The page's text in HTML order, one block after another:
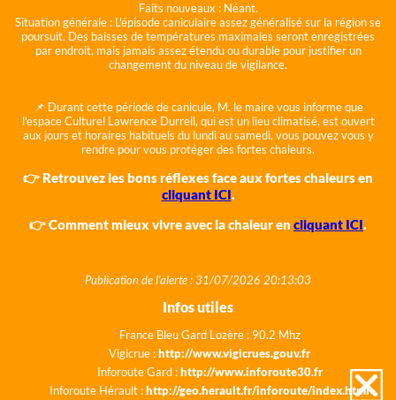
Faits nouveaux : Néant.
Situation générale : L'épisode caniculaire assez généralisé sur la région se
poursuit. Des baisses de températures maximales seront enregistrées
par endroit, mais jamais assez étendu ou durable pour justifier un
changement du niveau de vigilance.
📌 Durant cette période de canicule, M. le maire vous informe que
l'espace Culturel Lawrence Durrell, qui est un lieu climatisé, est ouvert
aux jours et horaires habituels du lundi au samedi, vous pouvez vous y
rendre pour vous protéger des fortes chaleurs.
👉 Retrouvez les bons réflexes face aux fortes chaleurs en
cliquant ICI.
👉 Comment mieux vivre avec la chaleur en cliquant ICI.
Publication de l'alerte : 31/07/2026 20:13:03
Infos utiles
France Bleu Gard Lozère : 90.2 Mhz
Vigicrue :http://www.vigicrues.gouv.fr
Inforoute Gard :http://www.inforoute30.fr
Inforoute Hérault :http://geo.herault.fr/inforoute/index.html